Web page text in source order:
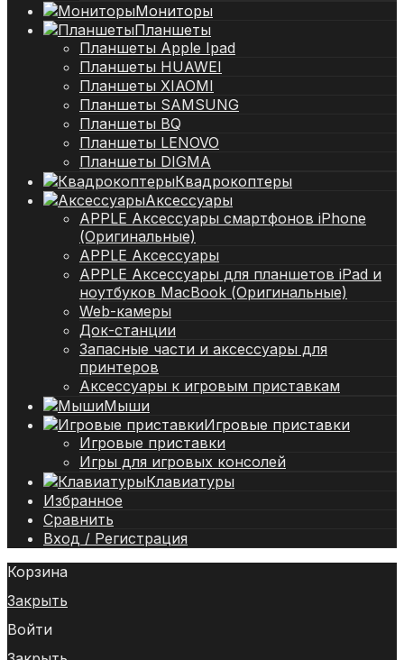
Мониторы
Планшеты
Планшеты Apple Ipad
Планшеты HUAWEI
Планшеты XIAOMI
Планшеты SAMSUNG
Планшеты BQ
Планшеты LENOVO
Планшеты DIGMA
Квадрокоптеры
Аксессуары
APPLE Аксессуары смартфонов iPhone
(Оригинальные)
APPLE Аксессуары
APPLE Аксессуары для планшетов iPad и
ноутбуков MacBook (Оригинальные)
Web-камеры
Док-станции
Запасные части и аксессуары для
принтеров
Аксессуары к игровым приставкам
Мыши
Игровые приставки
Игровые приставки
Игры для игровых консолей
Клавиатуры
Избранное
Сравнить
Вход / Регистрация
Корзина
Закрыть
Войти